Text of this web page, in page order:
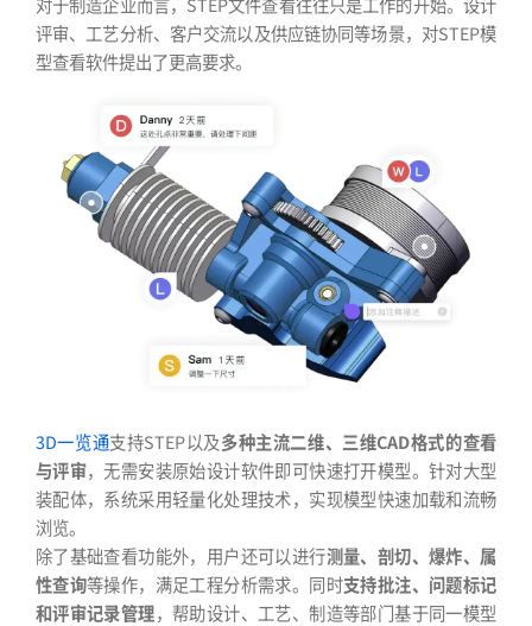
评审、工艺分析、客户交流以及供应链协同等场景，对STEP模
型查看软件提出了更高要求。
3D一览通支持STEP以及多种主流二维、三维CAD格式的查看
与评审，无需安装原始设计软件即可快速打开模型。针对大型
装配体，系统采用轻量化处理技术，实现模型快速加载和流畅
浏览。
除了基础查看功能外，用户还可以进行测量、剖切、爆炸、属
性查询等操作，满足工程分析需求。同时支持批注、问题标记
和评审记录管理，帮助设计、工艺、制造等部门基于同一模型